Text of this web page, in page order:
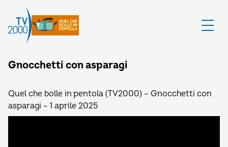
Gnocchetti con asparagi
Quel che bolle in pentola (TV2000) – Gnocchetti con
asparagi – 1 aprile 2025